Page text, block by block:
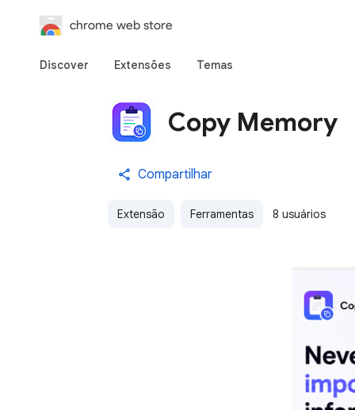
chrome web store
Discover Extensões Temas
Copy Memory
Compartilhar
Extensão Ferramentas 8 usuários